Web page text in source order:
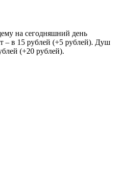
на сегодняшний день
– в 15 рублей (+5 рублей). Душ
(+20 рублей).